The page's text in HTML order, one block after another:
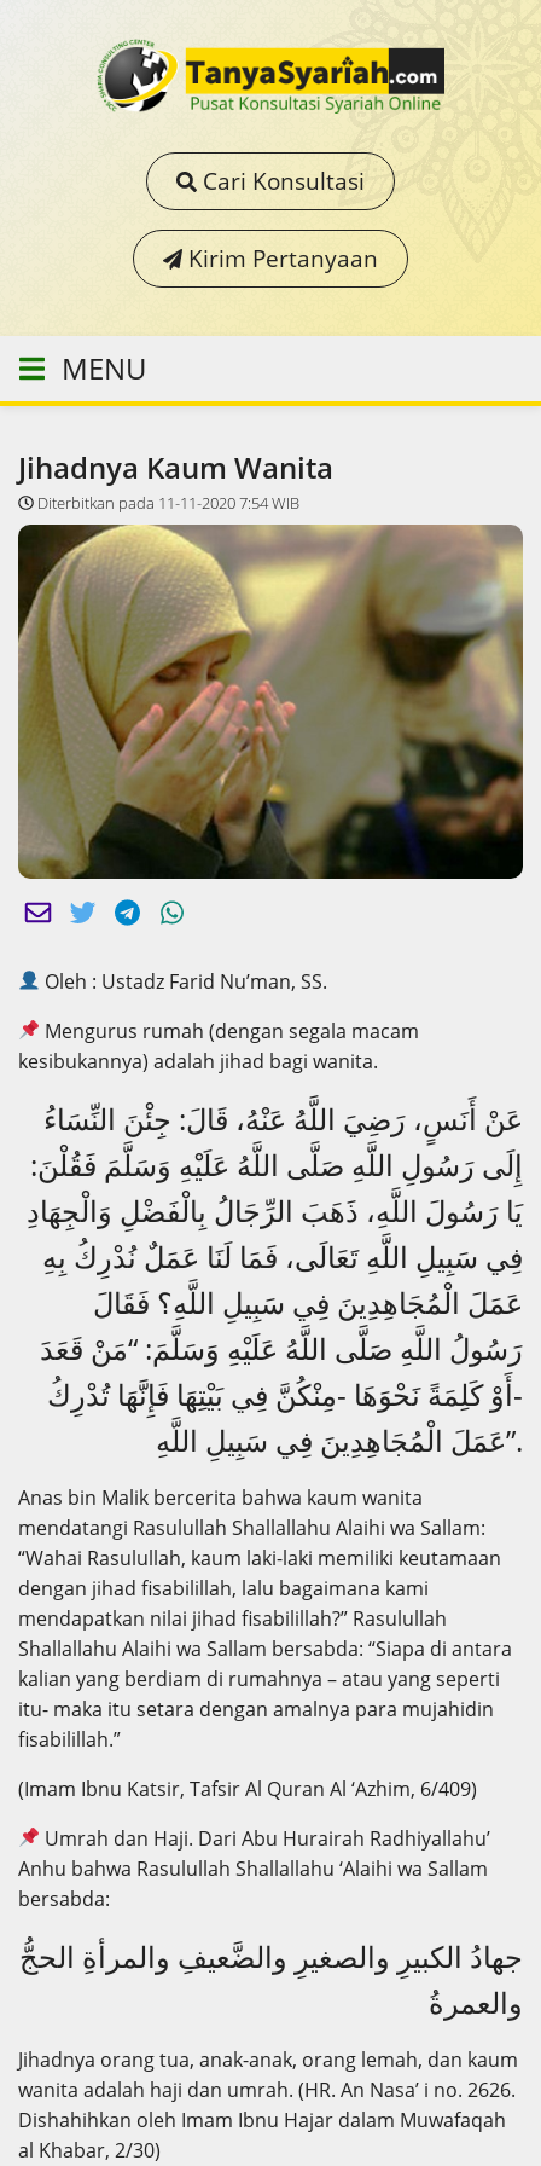
Cari Konsultasi
Kirim Pertanyaan
MENU
Jihadnya Kaum Wanita
Diterbitkan pada 11-11-2020 7:54 WIB
Oleh : Ustadz Farid Nu’man, SS.
Mengurus rumah (dengan segala macam
kesibukannya) adalah jihad bagi wanita.
عَنْ أَنَسٍ، رَضِيَ اللَّهُ عَنْهُ، قَالَ: جِئْنَ النِّسَاءُ
إِلَى رَسُولِ اللَّهِ صَلَّى اللَّهُ عَلَيْهِ وَسَلَّمَ فَقُلْنَ:
يَا رَسُولَ اللَّهِ، ذَهَبَ الرِّجَالُ بِالْفَضْلِ وَالْجِهَادِ
فِي سَبِيلِ اللَّهِ تَعَالَى، فَمَا لَنَا عَمَلٌ نُدْرِكُ بِهِ
عَمَلَ الْمُجَاهِدِينَ فِي سَبِيلِ اللَّهِ؟ فَقَالَ
رَسُولُ اللَّهِ صَلَّى اللَّهُ عَلَيْهِ وَسَلَّمَ: “مَنْ قَعَدَ
-أَوْ كَلِمَةً نَحْوَهَا -مِنْكُنَّ فِي بَيْتِهَا فَإِنَّهَا تُدْرِكُ
عَمَلَ الْمُجَاهِدِينَ فِي سَبِيلِ اللَّهِ”.
Anas bin Malik bercerita bahwa kaum wanita
mendatangi Rasulullah Shallallahu Alaihi wa Sallam:
“Wahai Rasulullah, kaum laki-laki memiliki keutamaan
dengan jihad fisabilillah, lalu bagaimana kami
mendapatkan nilai jihad fisabilillah?” Rasulullah
Shallallahu Alaihi wa Sallam bersabda: “Siapa di antara
kalian yang berdiam di rumahnya – atau yang seperti
itu- maka itu setara dengan amalnya para mujahidin
fisabilillah.”
(Imam Ibnu Katsir, Tafsir Al Quran Al ‘Azhim, 6/409)
Umrah dan Haji. Dari Abu Hurairah Radhiyallahu’
Anhu bahwa Rasulullah Shallallahu ‘Alaihi wa Sallam
bersabda:
جهادُ الكبيرِ والصغيرِ والضَّعيفِ والمرأةِ الحجُّ
والعمرةُ
Jihadnya orang tua, anak-anak, orang lemah, dan kaum
wanita adalah haji dan umrah. (HR. An Nasa’ i no. 2626.
Dishahihkan oleh Imam Ibnu Hajar dalam Muwafaqah
al Khabar, 2/30)